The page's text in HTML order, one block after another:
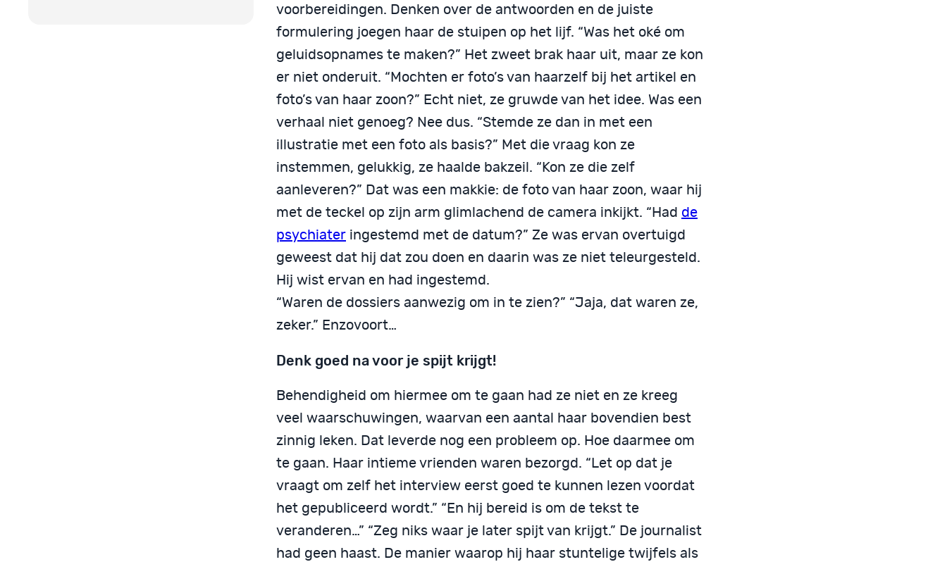
voorbereidingen. Denken over de antwoorden en de juiste
formulering joegen haar de stuipen op het lijf. “Was het oké om
geluidsopnames te maken?” Het zweet brak haar uit, maar ze kon
er niet onderuit. “Mochten er foto’s van haarzelf bij het artikel en
foto’s van haar zoon?” Echt niet, ze gruwde van het idee. Was een
verhaal niet genoeg? Nee dus. “Stemde ze dan in met een
illustratie met een foto als basis?” Met die vraag kon ze
instemmen, gelukkig, ze haalde bakzeil. “Kon ze die zelf
aanleveren?” Dat was een makkie: de foto van haar zoon, waar hij
met de teckel op zijn arm glimlachend de camera inkijkt. “Had de
psychiater ingestemd met de datum?” Ze was ervan overtuigd
geweest dat hij dat zou doen en daarin was ze niet teleurgesteld.
Hij wist ervan en had ingestemd.
“Waren de dossiers aanwezig om in te zien?” “Jaja, dat waren ze,
zeker.” Enzovoort…
Denk goed na voor je spijt krijgt!
Behendigheid om hiermee om te gaan had ze niet en ze kreeg
veel waarschuwingen, waarvan een aantal haar bovendien best
zinnig leken. Dat leverde nog een probleem op. Hoe daarmee om
te gaan. Haar intieme vrienden waren bezorgd. “Let op dat je
vraagt om zelf het interview eerst goed te kunnen lezen voordat
het gepubliceerd wordt.” “En hij bereid is om de tekst te
veranderen…” “Zeg niks waar je later spijt van krijgt.” De journalist
had geen haast. De manier waarop hij haar stuntelige twijfels als